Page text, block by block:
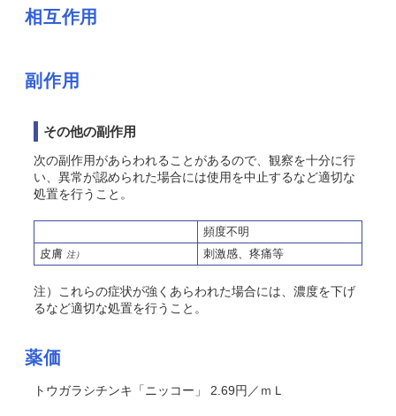
相互作用
副作用
その他の副作用
次の副作用があらわれることがあるので、観察を十分に行
い、異常が認められた場合には使用を中止するなど適切な
処置を行うこと。
頻度不明
皮膚 注） 刺激感、疼痛等
注）これらの症状が強くあらわれた場合には、濃度を下げ
るなど適切な処置を行うこと。
薬価
トウガラシチンキ「ニッコー」 2.69円／ｍＬ